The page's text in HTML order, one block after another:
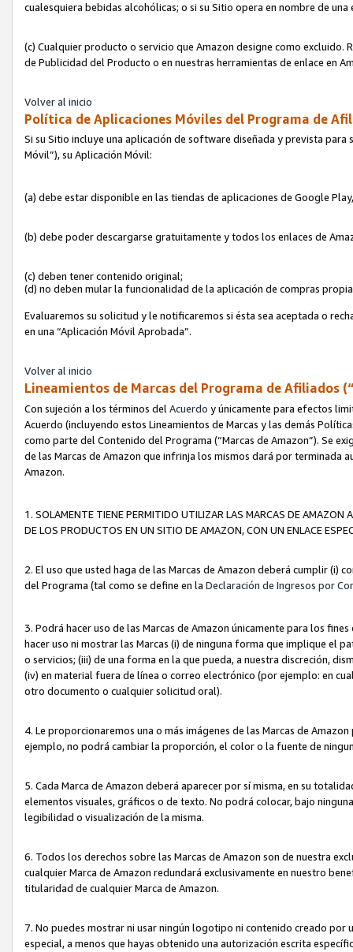
cualesquiera bebidas alcohólicas; o si su Sitio opera en nombre de
(c) Cualquier producto o servicio que Amazon designe como excluido.
de Publicidad del Producto o en nuestras herramientas de enlace en
Volver al inicio
Política de Aplicaciones Móviles del Programa de
Si su Sitio incluye una aplicación de software diseñada y prevista
Móvil”), su Aplicación Móvil:
(a) debe estar disponible en las tiendas de aplicaciones de Google
(b) debe poder descargarse gratuitamente y todos los enlaces de
(c) deben tener contenido original;
(d) no deben mular la funcionalidad de la aplicación de compras
Evaluaremos su solicitud y le notificaremos si ésta sea aceptada o
en una “Aplicación Móvil Aprobada”.
Volver al inicio
Lineamientos de Marcas del Programa de Afiliados
Con sujeción a los términos del Acuerdo y únicamente para efectos
Acuerdo (incluyendo estos Lineamientos de Marcas y las demás
como parte del Contenido del Programa (“Marcas de Amazon”). Se
de las Marcas de Amazon que infrinja los mismos dará por terminada
Amazon.
1. SOLAMENTE TIENE PERMITIDO UTILIZAR LAS MARCAS DE
DE LOS PRODUCTOS EN UN SITIO DE AMAZON, CON UN ENLACE
2. El uso que usted haga de las Marcas de Amazon deberá cumplir (i)
del Programa (tal como se define en la Declaración de Ingresos por
3. Podrá hacer uso de las Marcas de Amazon únicamente para los
hacer uso ni mostrar las Marcas (i) de ninguna forma que implique el
o servicios; (iii) de una forma en la que pueda, a nuestra discreción,
(iv) en material fuera de línea o correo electrónico (por ejemplo: en
otro documento o cualquier solicitud oral).
4. Le proporcionaremos una o más imágenes de las Marcas de
ejemplo, no podrá cambiar la proporción, el color o la fuente de
5. Cada Marca de Amazon deberá aparecer por sí misma, en su
elementos visuales, gráficos o de texto. No podrá colocar, bajo
legibilidad o visualización de la misma.
6. Todos los derechos sobre las Marcas de Amazon son de nuestra
cualquier Marca de Amazon redundará exclusivamente en nuestro
titularidad de cualquier Marca de Amazon.
7. No puedes mostrar ni usar ningún logotipo ni contenido creado por
especial, a menos que hayas obtenido una autorización escrita